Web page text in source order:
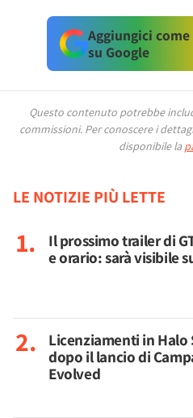
Aggiungici
su Google
Questo contenuto potrebbe
commissioni. Per conoscere i
disponibile la
LE NOTIZIE PIÙ LETTE
Il prossimo trailer di
e orario: sarà visibile
Licenziamenti in Halo
dopo il lancio di
Evolved